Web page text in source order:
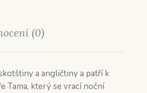
(0)
a angličtiny a patří k
Tama, který se vrací noční